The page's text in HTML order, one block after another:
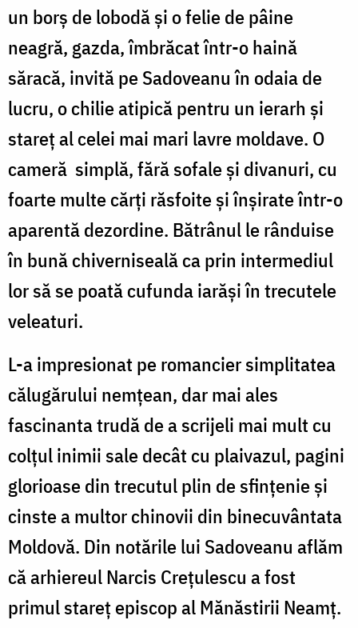
un borș de lobodă și o felie de pâine
neagră, gazda, îmbrăcat într-o haină
săracă, invită pe Sadoveanu în odaia de
lucru, o chilie atipică pentru un ierarh și
stareț al celei mai mari lavre moldave. O
cameră simplă, fără sofale și divanuri, cu
foarte multe cărți răsfoite și înșirate într-o
aparentă dezordine. Bătrânul le rânduise
în bună chiverniseală ca prin intermediul
lor să se poată cufunda iarăși în trecutele
veleaturi.
L-a impresionat pe romancier simplitatea
călugărului nemțean, dar mai ales
fascinanta trudă de a scrijeli mai mult cu
colțul inimii sale decât cu plaivazul, pagini
glorioase din trecutul plin de sfințenie și
cinste a multor chinovii din binecuvântata
Moldovă. Din notările lui Sadoveanu aflăm
că arhiereul Narcis Crețulescu a fost
primul stareț episcop al Mănăstirii Neamț.